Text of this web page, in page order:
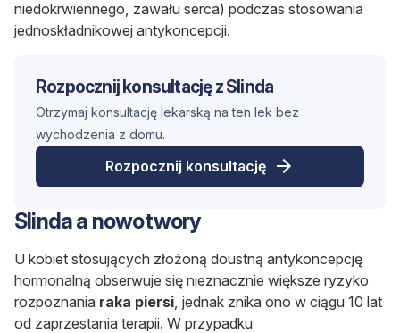
niedokrwiennego, zawału serca) podczas stosowania
jednoskładnikowej antykoncepcji.
Rozpocznij konsultację z Slinda
Otrzymaj konsultację lekarską na ten lek bez
wychodzenia z domu.
Rozpocznij konsultację
Slinda a nowotwory
U kobiet stosujących złożoną doustną antykoncepcję
hormonalną obserwuje się nieznacznie większe ryzyko
rozpoznania raka piersi , jednak znika ono w ciągu 10 lat
od zaprzestania terapii. W przypadku